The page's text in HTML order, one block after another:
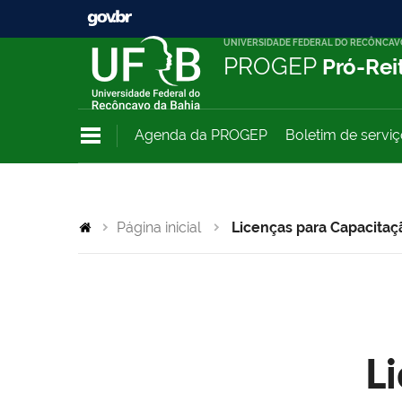
UNIVERSIDADE FEDERAL DO
PROGEP Pró-
Agenda da PROGEP Boletim de
Página inicial Licenças para